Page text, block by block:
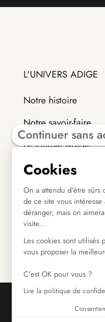
L'UNIVERS ADIGE
Notre histoire
Notre savoir-faire
Le journal Adige
Trouver un revendeur
Continuer sans
Cookies
On a attendu d'être sûrs
de ce site vous intéresse
déranger, mais on
visite...
Les cookies sont utilisés
vous proposer la
C'est OK pour vous ?
Lire la politique de